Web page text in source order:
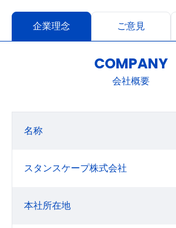
企業理念 ご意見
COMPANY
会社概要
名称
スタンスケープ株式会社
本社所在地